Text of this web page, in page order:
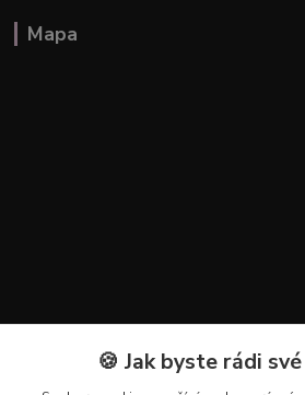
Mapa
Kontakty🍪 Jak byste rádi